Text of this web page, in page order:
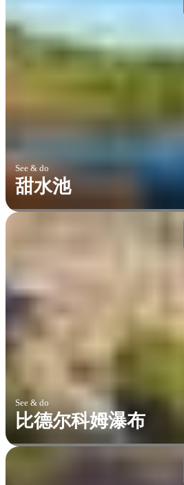
See & do
甜水池
See & do
比德尔科姆瀑布